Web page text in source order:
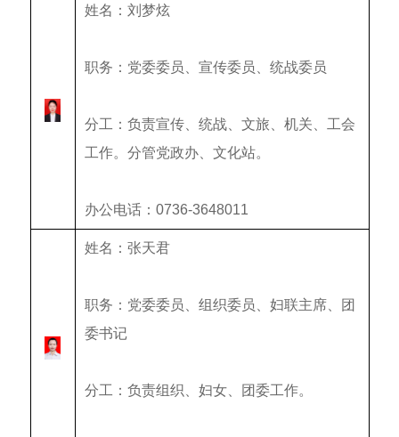
姓名：刘梦炫
职务：党委委员、宣传委员、统战委员
分工： 负责宣传、 统战、文旅、机关、工会
工作。分管党政办、文化站。
办公电话：0736-3648011
姓名：张天君
职务：党委委员、组织委员、妇联主席、团
委书记
分工：负责组织、妇女、团委工作。